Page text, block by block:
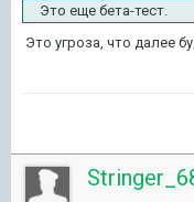
Это еще бета-тест.
Это угроза, что далее